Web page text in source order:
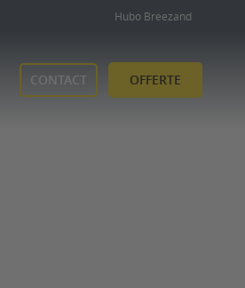
Hubo Breezand
CONTACT OFFERTE